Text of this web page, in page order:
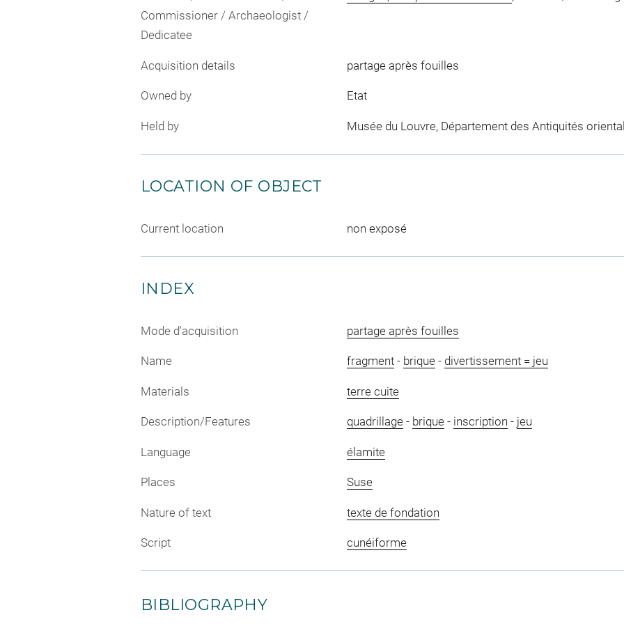
Commissioner / Archaeologist /
Dedicatee
Acquisition details partage après fouilles
Owned by Etat
Held by Musée du Louvre, Département des Antiquités
LOCATION OF OBJECT
Current location non exposé
INDEX
Mode d'acquisition partage après fouilles
Name fragment- brique- divertissement = jeu
Materials terre cuite
Description/Features quadrillage- brique- inscription - jeu
Language élamite
Places Suse
Nature of text texte de fondation
Script cunéiforme
BIBLIOGRAPHY